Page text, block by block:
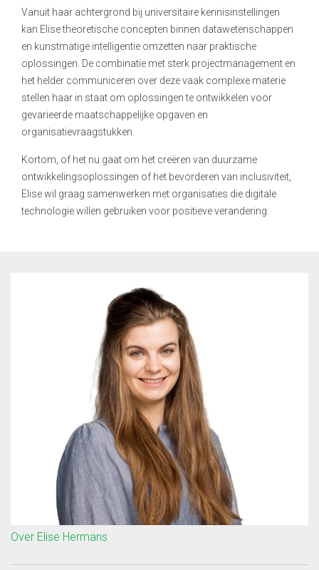
Vanuit haar achtergrond bij universitaire kennisinstellingen
kan Elise theoretische concepten binnen datawetenschappen
en kunstmatige intelligentie omzetten naar praktische
oplossingen. De combinatie met sterk projectmanagement en
het helder communiceren over deze vaak complexe materie
stellen haar in staat om oplossingen te ontwikkelen voor
gevarieerde maatschappelijke opgaven en
organisatievraagstukken.
Kortom, of het nu gaat om het creëren van duurzame
ontwikkelingsoplossingen of het bevorderen van inclusiviteit,
Elise wil graag samenwerken met organisaties die digitale
technologie willen gebruiken voor positieve verandering.
Over Elise Hermans